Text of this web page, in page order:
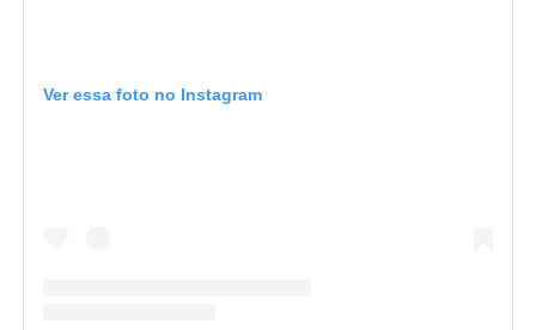
Ver essa foto no Instagram